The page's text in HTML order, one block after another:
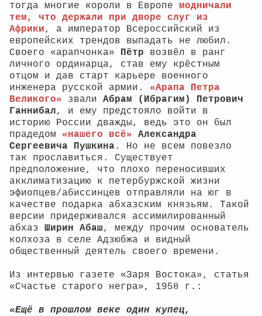
тогда многие короли в Европе модничали
тем, что держали при дворе слуг из
Африки, а император Всероссийский из
европейских трендов выпадать не любил.
Своего «арапчонка» Пётр возвёл в ранг
личного ординарца, став ему крёстным
отцом и дав старт карьере военного
инженера русской армии. «Арапа Петра
Великого» звали Абрам (Ибрагим) Петрович
Ганнибал, и ему предстояло войти в
историю России дважды, ведь это он был
прадедом «нашего всё»
Александра
Сергеевича Пушкина. Но не всем повезло
так прославиться. Существует
предположение, что плохо переносивших
акклиматизацию к петербуржской жизни
эфиопцев/абиссинцев отправляли на юг в
качестве подарка абхазским князьям. Такой
версии придерживался ассимилированный
абхаз Ширин Абаш, между прочим основатель
колхоза в селе Адзюбжа и видный
общественный деятель своего времени.
Из интервью газете «Заря Востока», статья
«Счастье старого негра», 1958 г.:
«Eщё в прошлом веке один купец,